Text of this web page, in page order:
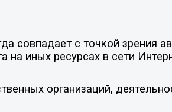
совпадает с точкой зрения
иных ресурсах в сети
организаций,